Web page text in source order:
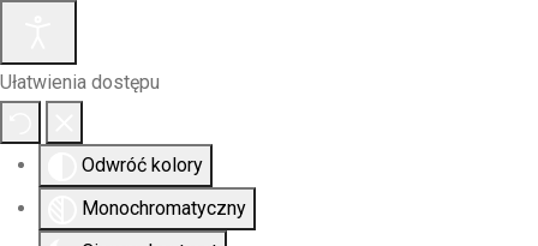
Ułatwienia dostępu
Odwróć kolory
Monochromatyczny